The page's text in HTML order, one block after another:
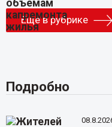
Еще в рубрике
Подробно